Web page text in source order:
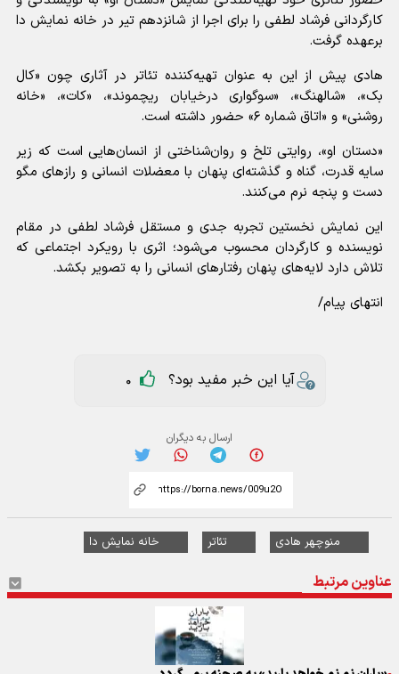
کارگردانی فرشاد لطفی را برای اجرا از شانزدهم تیر در خانه نمایش دا
برعهده گرفت.
هادی پیش از این به عنوان تهیه‌کننده تئاتر در آثاری چون «کال
بک»، «شالهنگ»، «سوگواری درخیابان ریچموند»، «کات»، «خانه
روشنی» و «اتاق شماره ۶» حضور داشته است.
«دستان او»، روایتی تلخ و روان‌شناختی از انسان‌هایی است که زیر
سایه‌ قدرت، گناه و گذشته‌ای پنهان با معضلات انسانی و رازهای مگو
دست‌ و پنجه نرم می‌کنند.
این نمایش نخستین تجربه جدی و مستقل فرشاد لطفی در مقام
نویسنده و کارگردان محسوب می‌شود؛ اثری با رویکرد اجتماعی که
تلاش دارد لایه‌های پنهان رفتارهای انسانی را به تصویر بکشد.
انتهای پیام/
آیا این خبر مفید بود؟ 0
ارسال به دیگران
منوچهر هادی تئاتر خانه نمایش دا
عناوین مرتبط